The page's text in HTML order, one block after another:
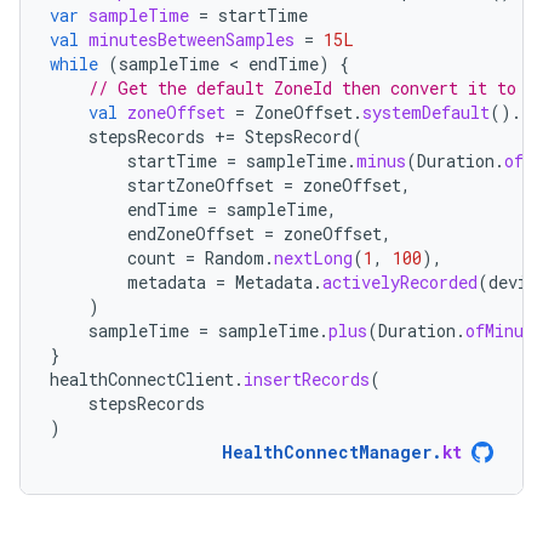
var sampleTime = startTime
val minutesBetweenSamples = 15L
while (sampleTime < endTime)
{
// Get the default ZoneId then convert it to
val zoneOffset = ZoneOffset. systemDefault().
stepsRecords += StepsRecord(
startTime = sampleTime.minus(Duration .
startZoneOffset = zoneOffset,
endTime = sampleTime,
endZoneOffset = zoneOffset,
count = Random .nextLong(1 , 100),
metadata = Metadata.activelyRecorded(
)
sampleTime = sampleTime.plus(Duration .
}
healthConnectClient. insertRecords(
stepsRecords
)
HealthConnectManager. kt